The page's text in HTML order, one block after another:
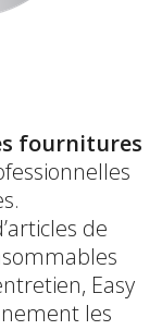
fournitures
de
Easy
les